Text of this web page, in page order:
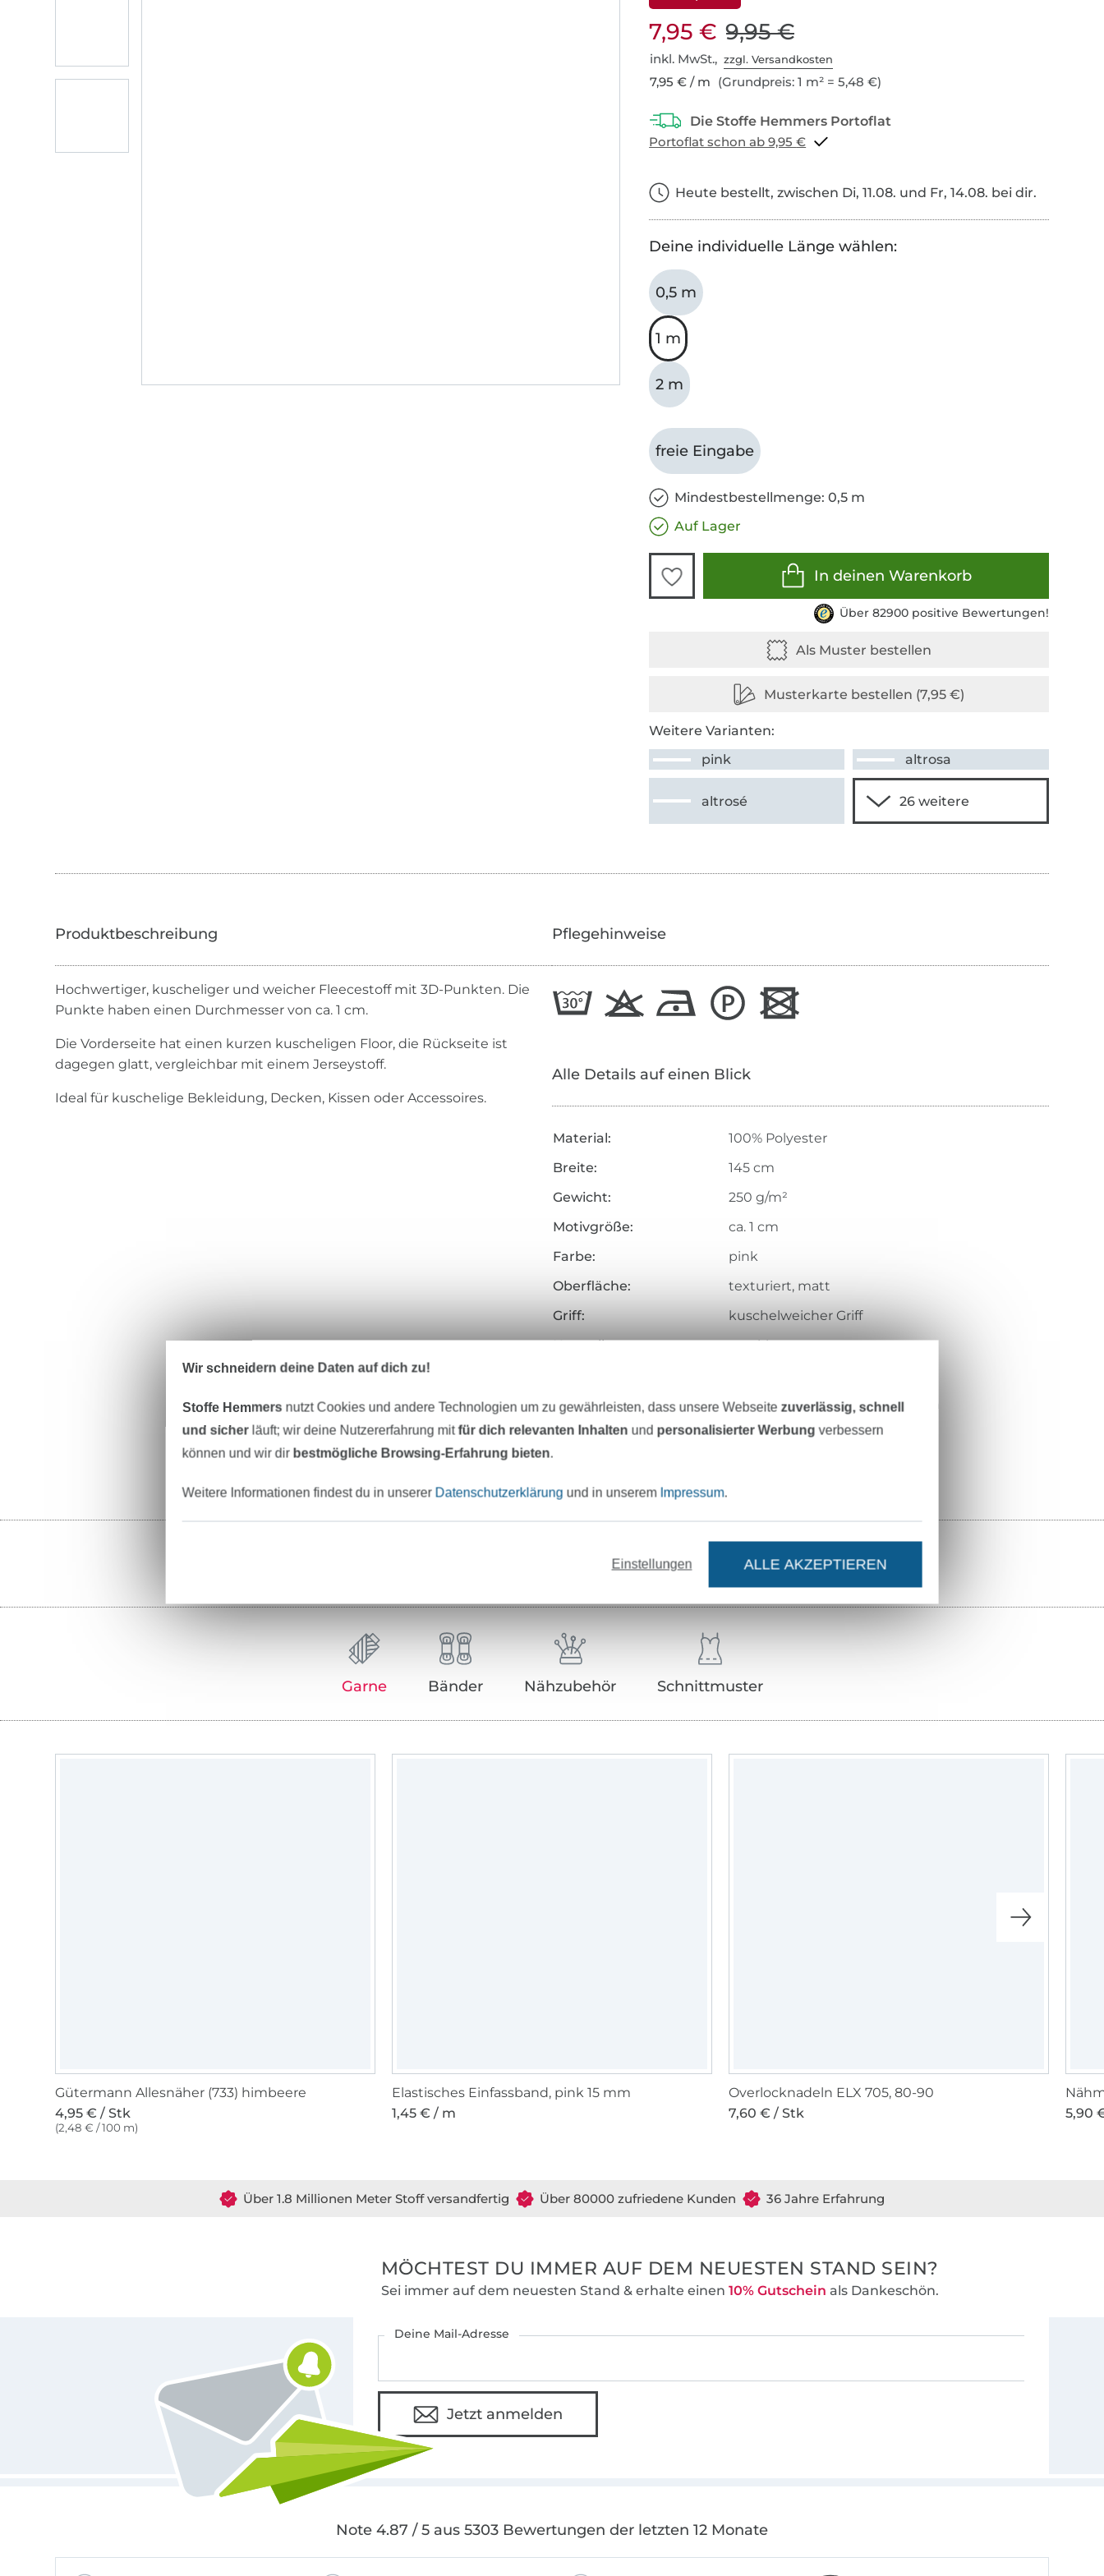
7,95 € 9,95 €
inkl. MwSt.,zzgl. Versandkosten
7,95 € / m (Grundpreis: 1 m² = 5,48 €)
Portoflat schon ab 9,95 €
Heute bestellt, zwischen Di, 11.08. und Fr, 14.08. bei dir.
Deine individuelle Länge wählen:
0,5 m
1 m
2 m
freie Eingabe
Mindestbestellmenge: 0,5 m
Auf Lager
In deinen Warenkorb
Über 82900 positive Bewertungen!
Weitere Varianten:
pink
altrosa
altrosé
Hochwertiger, kuscheliger und weicher Fleecestoff mit 3D-Punkten. Die
Punkte haben einen Durchmesser von ca. 1 cm.
Die Vorderseite hat einen kurzen kuscheligen Floor, die Rückseite ist
dagegen glatt, vergleichbar mit einem Jerseystoff.
Ideal für kuschelige Bekleidung, Decken, Kissen oder Accessoires.
Pflegehinweise
Alle Details auf einen Blick
Material:
100% Polyester
Breite:
145 cm
Gewicht:
250 g/m²
Motivgröße:
ca. 1 cm
Farbe:
pink
Oberfläche:
texturiert, matt
Griff:
kuschelweicher Griff
Herstellungsart:
gewirkt
Merkmale:
flauschig, weich, leicht, elastisch
Art.Nr.:
KC4008-017
Unser Tipp: Das passt dazu
Garne Bänder Nähzubehör Schnittmuster
Gütermann Allesnäher (733) himbeere
4,95 € / Stk
(2,48 € / 100 m)
Elastisches Einfassband, pink 15 mm
1,45 € / m
Overlocknadeln ELX 705, 80-90
7,60 € / Stk
5,90
Über 1.8 Millionen Meter Stoff versandfertig Über 80000 zufriedene Kunden 36 Jahre Erfahrung
MÖCHTEST DU IMMER AUF DEM NEUESTEN STAND SEIN?
Sei immer auf dem neuesten Stand & erhalte einen 10% Gutschein als Dankeschön.
Deine Mail-Adresse
Jetzt anmelden
Note 4.87 / 5 aus 5303 Bewertungen der letzten 12 Monate
Wir schneidern deine Daten auf dich zu!
Stoffe Hemmers nutzt Cookies und andere Technologien um zu gewährleisten, dass unsere Webseitezuverlässig, schnell
und sicherläuft; wir deine Nutzererfahrung mitfür dich relevanten Inhalten und personalisierter Werbung verbessern
können und wir dir bestmögliche Browsing-Erfahrung bieten.
Weitere Informationen findest du in unserer Datenschutzerklärung und in unserem Impressum.
Einstellungen ALLE AKZEPTIEREN